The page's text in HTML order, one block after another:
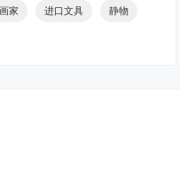
家 进口文具 静物